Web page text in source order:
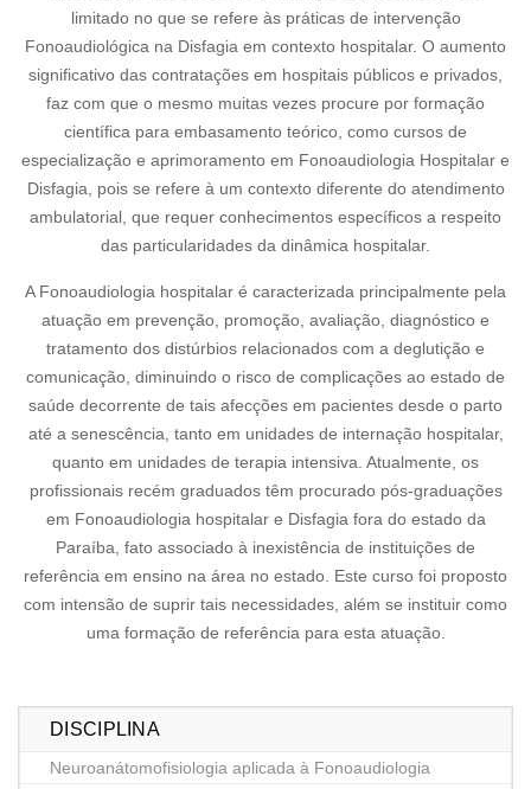
limitado no que se refere às práticas de intervenção
Fonoaudiológica na Disfagia em contexto hospitalar. O aumento
significativo das contratações em hospitais públicos e privados,
faz com que o mesmo muitas vezes procure por formação
científica para embasamento teórico, como cursos de
especialização e aprimoramento em Fonoaudiologia Hospitalar e
Disfagia, pois se refere à um contexto diferente do atendimento
ambulatorial, que requer conhecimentos específicos a respeito
das particularidades da dinâmica hospitalar.
A Fonoaudiologia hospitalar é caracterizada principalmente pela
atuação em prevenção, promoção, avaliação, diagnóstico e
tratamento dos distúrbios relacionados com a deglutição e
comunicação, diminuindo o risco de complicações ao estado de
saúde decorrente de tais afecções em pacientes desde o parto
até a senescência, tanto em unidades de internação hospitalar,
quanto em unidades de terapia intensiva. Atualmente, os
profissionais recém graduados têm procurado pós-graduações
em Fonoaudiologia hospitalar e Disfagia fora do estado da
Paraíba, fato associado à inexistência de instituições de
referência em ensino na área no estado. Este curso foi proposto
com intensão de suprir tais necessidades, além se instituir como
uma formação de referência para esta atuação.
DISCIPLINA
Neuroanátomofisiologia aplicada à Fonoaudiologia